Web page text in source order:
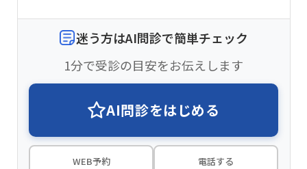
迷う方はAI問診で簡単チェック
1分で受診の目安をお伝えします
AI問診をはじめる
WEB予約 電話する